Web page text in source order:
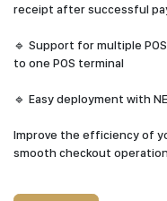
receipt after successful
🔹 Support for multiple
to one POS terminal
🔹 Easy deployment with
Improve the efficiency of
smooth checkout